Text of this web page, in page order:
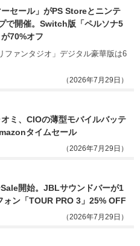
セール」がPS Storeとニンテ
で開催。Switch版「ペルソナ5
70%オフ
ファンタジオ」デジタル豪華版は6
（2026年7月29日）
ミ、CIOの薄型モバイルバッテ
タイムセール
（2026年7月29日）
開始。JBLサウンドバーが1
ォン「TOUR PRO 3」25% OFF
（2026年7月29日）